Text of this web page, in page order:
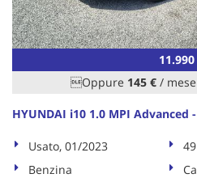
Oppure 145 € / mese
HYUNDAI i10 1.0 MPI Advanced
Usato, 01/2023
Benzina
Cookie necessari
Cookie delle preferenze